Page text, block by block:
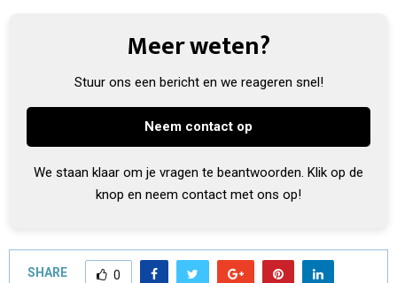
Meer weten?
Stuur ons een bericht en we reageren snel!
Neem contact op
We staan klaar om je vragen te beantwoorden. Klik op de
knop en neem contact met ons op!
SHARE 0